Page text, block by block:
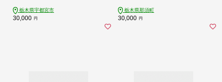
栃木県宇都宮市
30,000 円
栃木県那須町
30,000 円